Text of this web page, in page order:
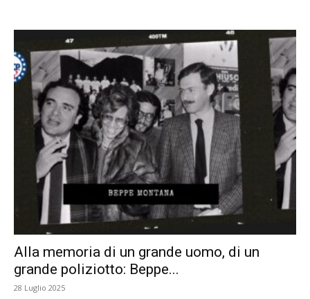
Alla memoria di un grande uomo, di un
grande poliziotto: Beppe...
28 Luglio 2025